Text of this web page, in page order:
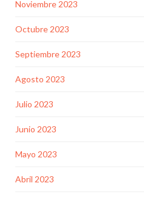
Noviembre 2023
Octubre 2023
Septiembre 2023
Agosto 2023
Julio 2023
Junio 2023
Mayo 2023
Abril 2023